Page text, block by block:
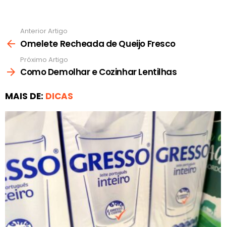
mais
Anterior Artigo
Omelete Recheada de Queijo Fresco
Próximo Artigo
Como Demolhar e Cozinhar Lentilhas
MAIS DE: DICAS